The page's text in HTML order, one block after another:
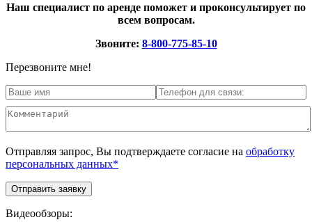
Наш специалист по аренде поможет и проконсультирует по
всем вопросам.
Звоните: 8-800-775-85-10
Перезвоните мне!
Отправляя запрос, Вы подтверждаете согласие на обработку
персональных данных*
Видеообзоры: